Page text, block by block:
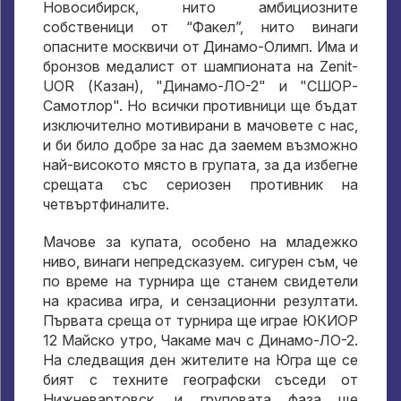
Новосибирск, нито амбициозните
собственици от “Факел”, нито винаги
опасните москвичи от Динамо-Олимп. Има и
бронзов медалист от шампионата на Zenit-
UOR (Казан), "Динамо-ЛО-2" и "СШОР-
Самотлор". Но всички противници ще бъдат
изключително мотивирани в мачовете с нас,
и би било добре за нас да заемем възможно
най-високото място в групата, за да избегне
срещата със сериозен противник на
четвъртфиналите.
Мачове за купата, особено на младежко
ниво, винаги непредсказуем. сигурен съм, че
по време на турнира ще станем свидетели
на красива игра, и сензационни резултати.
Първата среща от турнира ще играе ЮКИОР
12 Майско утро, Чакаме мач с Динамо-ЛО-2.
На следващия ден жителите на Югра ще се
бият с техните географски съседи от